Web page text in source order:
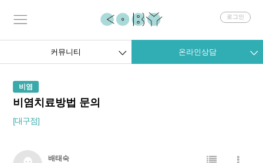
회로그인
커뮤니티 온라인상담
비염
비염치료방법 문의
[대구점]
배태숙